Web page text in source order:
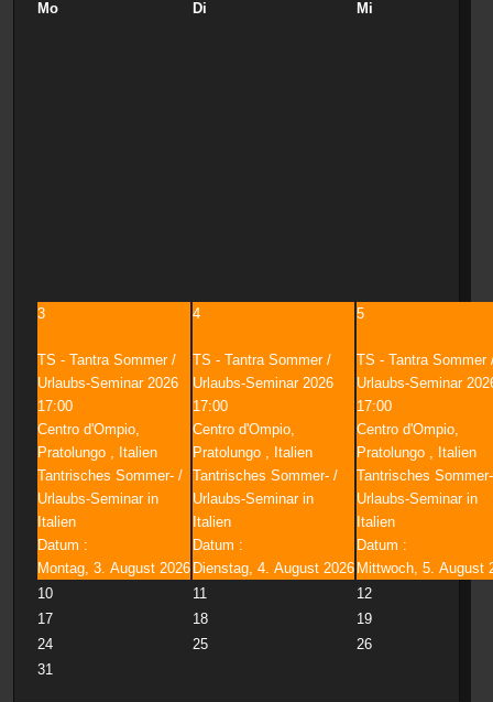
Mo
Di Mi
3
TS - Tantra Sommer /
Urlaubs-Seminar 2026
17:00
Centro d'Ompio,
Pratolungo , Italien
Tantrisches Sommer- /
Urlaubs-Seminar in
Italien
Datum :
Montag, 3. August 2026
4
TS - Tantra Sommer /
Urlaubs-Seminar 2026
17:00
Centro d'Ompio,
Pratolungo , Italien
Tantrisches Sommer- /
Urlaubs-Seminar in
Italien
Datum :
Dienstag, 4. August 2026
5
TS - Tantra Sommer
Urlaubs-Seminar
17:00
Centro d'Ompio,
Pratolungo , Italien
Tantrisches
Urlaubs-Seminar in
Italien
Datum :
Mittwoch, 5. August
10
11
12
17
18
19
24
25
26
31